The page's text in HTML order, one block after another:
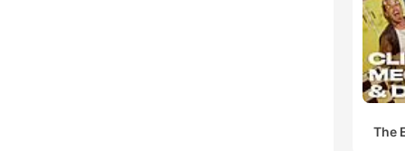
The